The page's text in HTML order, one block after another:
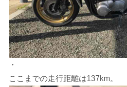
・
ここまでの走行距離は137km。